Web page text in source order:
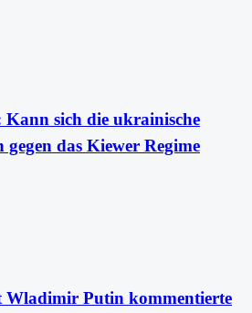
sich die ukrainische
das Kiewer Regime
Wladimir Putin kommentierte